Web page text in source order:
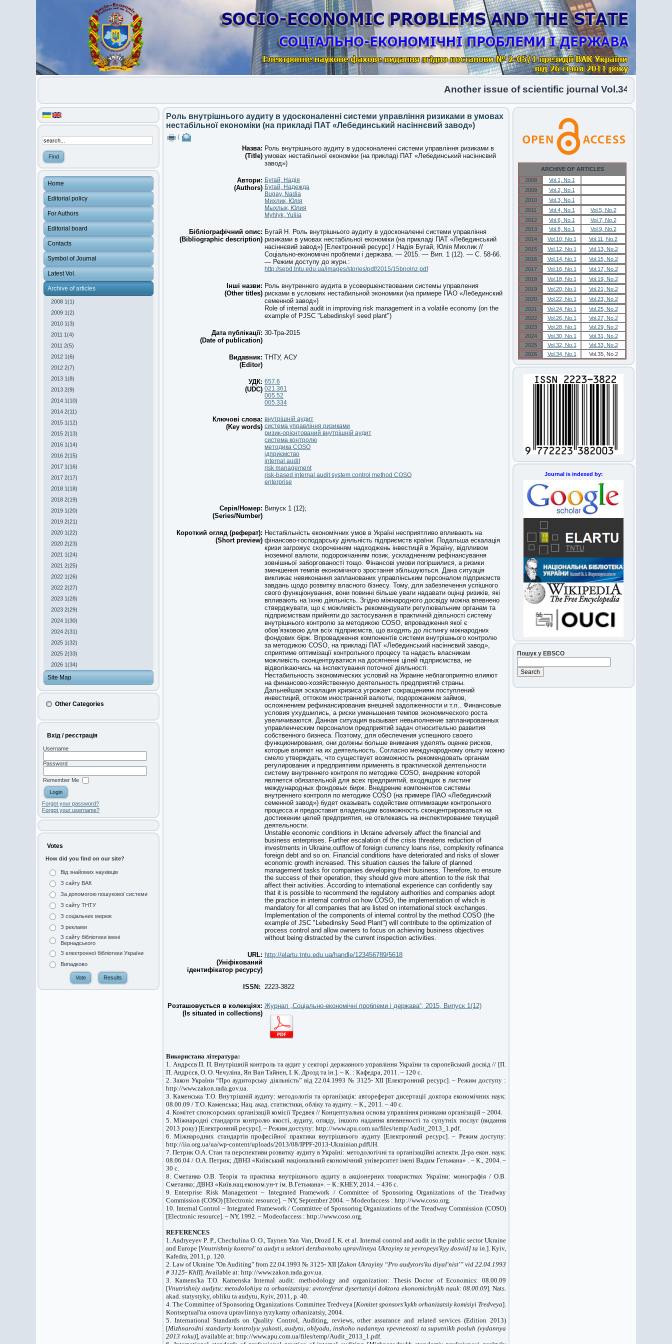
Another issue of scientific journal Vol.34 No.1 2026
Home
Editorial policy
For Authors
Editorial board
Contacts
Symbol of Journal
Latest Vol.
Archive of articles
2008 1(1)
2009 1(2)
2010 1(3)
2011 1(4)
2011 2(5)
2012 1(6)
2012 2(7)
2013 1(8)
2013 2(9)
2014 1(10)
2014 2(11)
2015 1(12)
2015 2(13)
2016 1(14)
2016 2(15)
2017 1(16)
2017 2(17)
2018 1(18)
2018 2(19)
2019 1(20)
2019 2(21)
2020 1(22)
2020 2(23)
2021 1(24)
2021 2(25)
2022 1(26)
2022 2(27)
2023 1(28)
2023 2(29)
2024 1(30)
2024 2(31)
2025 1(32)
2025 2(33)
2026 1(34)
Site Map
Other Categories
Вхід / реєстрація
Username
Password
Remember Me
Forgot your password?
Forgot your username?
Votes
How did you find on our site?
Від знайомих науківців
З сайту ВАК
За допомогою пошукової системи
З сайту ТНТУ
З соціальних мереж
З реклами
З сайту бібліотеки імені
Вернадського
З електронної бібліотеки України
Випадково
Роль внутрішнього аудиту в удосконаленні системи управління ризиками в умовах
нестабільної економіки (на прикладі ПАТ «Лебединський насіннєвий завод»)
Назва:
(Title)
Роль внутрішнього аудиту в удосконаленні системи управління ризиками в
умовах нестабільної економіки (на прикладі ПАТ «Лебединський насіннєвий
завод»)
Автори:
(Authors)
Бугай, Надія
Бугай, Надежда
Bugay, Nadia
Михлик, Юлія
Мыхлык, Юлия
Myhlyk, Yuliia
Бібліографічний опис:
(Bibliographic description)
Бугай Н. Роль внутрішнього аудиту в удосконаленні системи управління
ризиками в умовах нестабільної економіки (на прикладі ПАТ «Лебединський
насіннєвий завод») [Електронний ресурс] / Надія Бугай, Юлія Михлик //
Соціально-економічні проблеми і держава. — 2015. — Вип. 1 (12). — С. 58-66.
— Режим доступу до журн.:
http://sepd.tntu.edu.ua/images/stories/pdf/2015/15bnolnz.pdf
Інші назви:
(Other titles)
Роль внутреннего аудита в усовершенствовании системы управления
рисками в условиях нестабильной экономики (на примере ПАО «Лебединский
семенной завод»)
Role of internal audit in improving risk management in a volatile economy (on the
example of PJSC "LebedinskyI seed plant")
Дата публікації:
(Date of publication)
30-Тра-2015
Видавник:
(Editor)
ТНТУ, АСУ
УДК:
(UDC)
657.6
021.361
005.52
005.334
Ключові слова:
(Key words)
внутрішній аудит
система управління ризиками
ризик-орієнтований внутрішній аудит
система контролю
методика COSO
ідприємство
internal audit
risk management
risk-based internal audit system control method COSO
enterprise
Серія/Номер:
(Series/Number)
Випуск 1 (12);
Короткий огляд (реферат):
(Short preview)
Нестабільність економічних умов в Україні несприятливо впливають на
фінансово-господарську діяльність підприємств країни. Подальша ескалація
кризи загрожує скороченням надходжень інвестицій в Україну, відпливом
іноземної валюти, подорожчанням позик, ускладненням рефінансування
зовнішньої заборгованості тощо. Фінансові умови погіршилися, а ризики
зменшення темпів економічного зростання збільшуються. Дана ситуація
викликає невиконання запланованих управлінським персоналом підприємств
завдань щодо розвитку власного бізнесу. Тому, для забезпечення успішного
свого функціонування, вони повинні більше уваги надавати оцінці ризиків, які
впливають на їхню діяльність. Згідно міжнародного досвіду можна впевнено
стверджувати, що є можливість рекомендувати регулювальним органам та
підприємствам прийняти до застосування в практичній діяльності систему
внутрішнього контролю за методикою COSO, впровадження якої є
обов’язковою для всіх підприємств, що входять до лістингу міжнародних
фондових бірж. Впровадження компонентів системи внутрішнього контролю
за методикою COSO, на прикладі ПАТ «Лебединський насіннєвий завод»,
сприятиме оптимізації контрольного процесу та надасть власникам
можливість сконцентруватися на досягненні цілей підприємства, не
відволікаючись на інспектування поточної діяльності.
Нестабильность экономических условий на Украине неблагоприятно влияют
на финансово-хозяйственную деятельность предприятий страны.
Дальнейшая эскалация кризиса угрожает сокращениям поступлений
инвестиций, оттоком иностранной валюты, подорожанием займов,
осложнением рефинансирования внешней задолженности и т.п.. Финансовые
условия ухудшились, а риски уменьшения темпов экономического роста
увеличиваются. Данная ситуация вызывает невыполнение запланированных
управленческим персоналом предприятий задач относительно развития
собственного бизнеса. Поэтому, для обеспечения успешного своего
функционирования, они должны больше внимания уделять оценке рисков,
которые влияют на их деятельность. Согласно международному опыту можно
смело утверждать, что существует возможность рекомендовать органам
регулирования и предприятиям применять в практической деятельности
систему внутреннего контроля по методике COSO, внедрение которой
является обязательной для всех предприятий, входящих в листинг
международных фондовых бирж. Внедрение компонентов системы
внутреннего контроля по методике COSO (на примере ПАО «Лебединский
семенной завод») будет оказывать содействие оптимизации контрольного
процесса и предоставит владельцам возможность сконцентрироваться на
достижении целей предприятия, не отвлекаясь на инспектирование текущей
деятельности.
Unstable economic conditions in Ukraine adversely affect the financial and
business enterprises. Further escalation of the crisis threatens reduction of
investments in Ukraine,outflow of foreign currency loans rise, complexity refinance
foreign debt and so on. Financial conditions have deteriorated and risks of slower
economic growth increased. This situation causes the failure of planned
management tasks for companies developing their business. Therefore, to ensure
the success of their operation, they should give more attention to the risk that
affect their activities. According to international experience can confidently say
that it is possible to recommend the regulatory authorities and companies adopt
the practice in internal control on how COSO, the implementation of which is
mandatory for all companies that are listed on international stock exchanges.
Implementation of the components of internal control by the method COSO (the
example of JSC "Lebedinsky Seed Plant") will contribute to the optimization of
process control and allow owners to focus on achieving business objectives
without being distracted by the current inspection activities.
URL:
(Уніфікований
ідентифікатор ресурсу)
http://elartu.tntu.edu.ua/handle/123456789/5618
ISSN: 2223-3822
Розташовується в колекціях:
(Is situated in collections)
Журнал „Соціально-економічні проблеми і держава“, 2015, Випуск 1(12)
Використана література:
1. Андрєєв П. П. Внутрішній контроль та аудит у секторі державного управління України та європейський досвід // [П.
П. Андрєєв, О. О. Чечуліна, Ян Ван Тайнен, І. К. Дрозд та ін.]. – К. : Кафедра, 2011. – 120 с.
2. Закон України “Про аудиторську діяльність” від 22.04.1993 № 3125- ХІІ [Електронний ресурс]. – Режим доступу :
http://www.zakon.rada.gov.ua.
3. Каменська Т.О. Внутрішній аудиту: методологія та організація: автореферат дисертації доктора економічних наук:
08.00.09 / Т.О. Каменська; Нац. акад. статистики, обліку та аудиту. – К., 2011. – 40 с.
4. Комітет спонсорських організацій комісії Тредвея // Концептуальна основа управління ризиками організацій – 2004.
5. Міжнародні стандарти контролю якості, аудиту, огляду, іншого надання впевненості та супутніх послуг (видання
2013 року) [Електронний ресурс]. – Режим доступу: http://www.apu.com.ua/files/temp/Audit_2013_1.pdf.
6. Міжнародних стандартів професійної практики внутрішнього аудиту [Електронний ресурс]. – Режим доступу:
http://iia.org.ua/ua/wp-content/uploads/2013/08/IPPF-2013-Ukrainian.pdfUH.
7. Петрик О.А. Стан та перспективи розвитку аудиту в Україні: методологічні та організаційні аспекти. Д-ра екон. наук:
08.06.04 / О.А. Петрик; ДВНЗ «Київський національний економічний університет імені Вадим Гетьмана» . – К., 2004. –
30 с.
8. Сметанко О.В. Теорія та практика внутрішнього аудиту в акціонерних товариствах України: монографія / О.В.
Сметанко; ДВНЗ «Київ.нац.економ.ун-т ім. В.Гетьмана». – К.:КНЕУ, 2014. – 436 с.
9.Enterprise Risk Management – Integrated Framework / Committee of Sponsoring Organizations of the Treadway
Commission (COSO) [Electronic resource]. – NY, September 2004. – Modeofaccess : http://www.coso.org.
10. Internal Control – Integrated Framework / Committee of Sponsoring Organizations of the Treadway Commission (COSO)
[Electronic resource]. – NY, 1992. – Modeofaccess : http://www.coso.org.
REFERENCES
1. Andryeyev P. P., Chechulina O. O., Taynen Yan Van, Drozd I. K. et al. Internal control and audit in the public sectorUkraine
and Europe [Vnutrishniy kontrol' ta audyt u sektori derzhavnoho upravlinnya Ukrayiny ta yevropeys'kyy dosvid] ta in.]. Kyiv,
Kafedra, 2011, p. 120.
2. Law of Ukraine "On Auditing" from 22.04.1993 № 3125- XII [Zakon Ukrayiny “Pro audytors'ku diyal'nist'” vid 22.04.1993
# 3125- KhII]. Available at: http://www.zakon.rada.gov.ua.
3. Kamens'ka T.O. Kamenska Internal audit: methodology and organization: Thesis Doctor of Economics: 08.00.09
[Vnutrishniy audytu: metodolohiya ta orhanizatsiya: avtoreferat dysertatsiyi doktora ekonomichnykh nauk: 08.00.09]. Nats.
akad. statystyky, obliku ta audytu, Kyiv, 2011, p. 40.
4. The Committee of Sponsoring Organizations Committee Tredveya [Komitet sponsors'kykh orhanizatsiy komisiyi Tredveya].
Kontseptual'na osnova upravlinnya ryzykamy orhanizatsiy, 2004.
5. International Standards on Quality Control, Auditing, reviews, other assurance and related services (Edition 2013)
[Mizhnarodni standarty kontrolyu yakosti, audytu, ohlyadu, inshoho nadannya vpevnenosti ta suputnikh posluh (vydannya
2013 roku)], available at: http://www.apu.com.ua/files/temp/Audit_2013_1.pdf.
ARCHIVE OF ARTICLES
2008
Vol.1, No.1
2009
Vol.2, No.1
2010
Vol.3, No.1
2011
Vol.4, No.1
Vol.5, No.2
2012
Vol.6, No.1
Vol.7, No.2
2013
Vol.8, No.1
Vol.9, No.2
2014
Vol.10, No.1
Vol.11, No.2
2015
Vol.12, No.1
Vol.13, No.2
2016
Vol.14, No.1
Vol.15, No.2
2017
Vol.16, No.1
Vol.17, No.2
2018
Vol.18, No.1
Vol.19, No.2
2019
Vol.20, No.1
Vol.21, No.2
2020
Vol.22, No.1
Vol.23, No.2
2021
Vol.24, No.1
Vol.25, No.2
2022
Vol.26, No.1
Vol.27, No.2
2023
Vol.28, No.1
Vol.29, No.2
2024
Vol.30, No.1
Vol.31, No.2
2025
Vol.32, No.1
Vol.33, No.2
2026
Vol.34, No.1 Vol.35, No.2
Journal is indexed by:
Пошук у EBSCO